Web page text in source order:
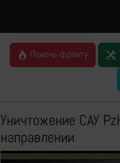
Помочь фронту
Уничтожение САУ
направлении